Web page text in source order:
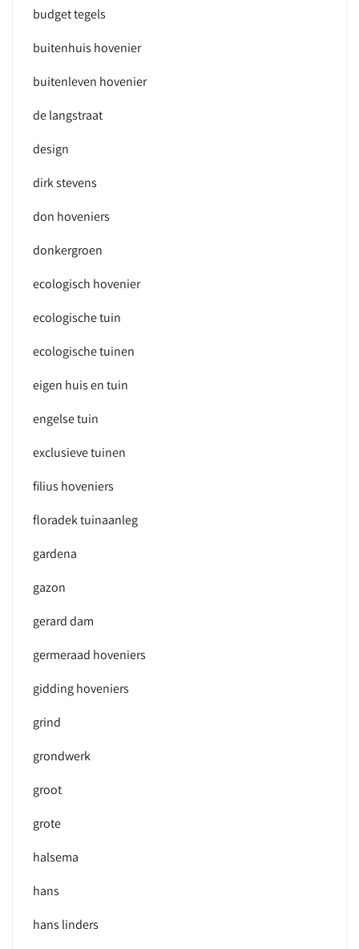
budget tegels
buitenhuis hovenier
buitenleven hovenier
de langstraat
design
dirk stevens
don hoveniers
donkergroen
ecologisch hovenier
ecologische tuin
ecologische tuinen
eigen huis en tuin
engelse tuin
exclusieve tuinen
filius hoveniers
floradek tuinaanleg
gardena
gazon
gerard dam
germeraad hoveniers
gidding hoveniers
grind
grondwerk
groot
grote
halsema
hans
hans linders